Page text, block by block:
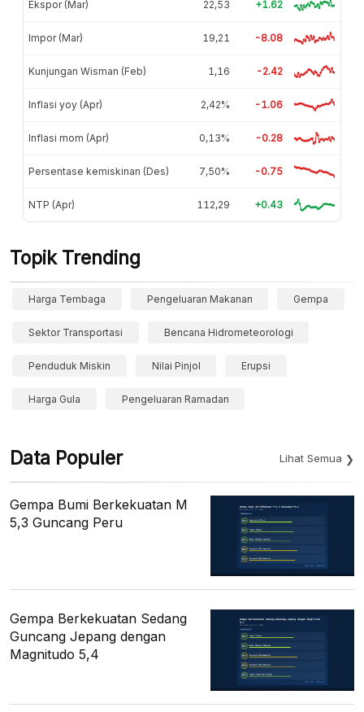
Ekspor (Mar) 22,53 +1.62
Impor (Mar) 19,21 -8.08
Kunjungan Wisman (Feb) 1,16 -2.42
Inflasi yoy (Apr) 2,42% -1.06
Inflasi mom (Apr) 0,13% -0.28
Persentase kemiskinan (Des) 7,50% -0.75
NTP (Apr) 112,29 +0.43
Topik Trending
Harga Tembaga Pengeluaran Makanan Gempa
Sektor Transportasi Bencana Hidrometeorologi
Penduduk Miskin Nilai Pinjol Erupsi
Harga Gula Pengeluaran Ramadan
Data Populer Lihat Semua
Gempa Bumi Berkekuatan M
5,3 Guncang Peru
Gempa Berkekuatan Sedang
Guncang Jepang dengan
Magnitudo 5,4